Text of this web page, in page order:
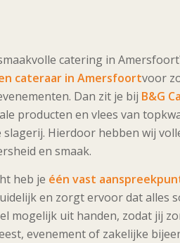
catering in
cateraar in Amersfoortvoor
Dan zit je bij B&G
producten en vlees van
Hierdoor hebben wij
en smaak.
heb je één vast
en zorgt ervoor dat alles
mogelijk uit handen, zodat jij
evenement of zakelijke